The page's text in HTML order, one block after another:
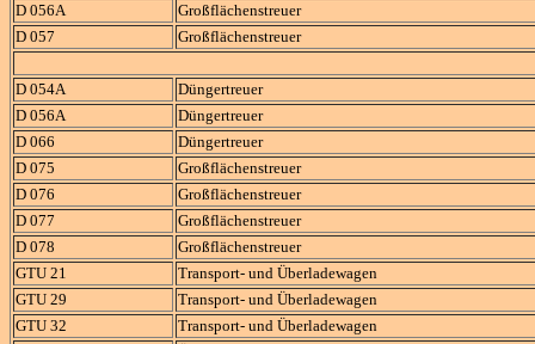
D 056A
Großflächenstreuer
D 057
Großflächenstreuer
D 054A
Düngertreuer
D 056A
Düngertreuer
D 066
Düngertreuer
D 075
Großflächenstreuer
D 076
Großflächenstreuer
D 077
Großflächenstreuer
D 078
Großflächenstreuer
GTU 21
Transport- und Überladewagen
GTU 29
Transport- und Überladewagen
GTU 32
Transport- und Überladewagen